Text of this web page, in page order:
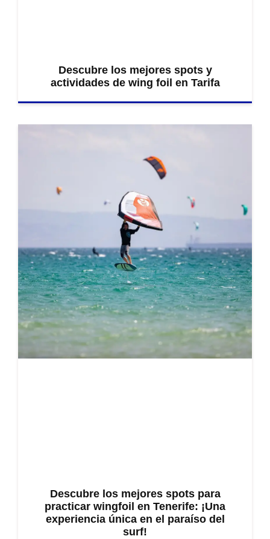
Descubre los mejores spots y
actividades de wing foil en Tarifa
Descubre los mejores spots para
practicar wingfoil en Tenerife: ¡Una
experiencia única en el paraíso del
surf!